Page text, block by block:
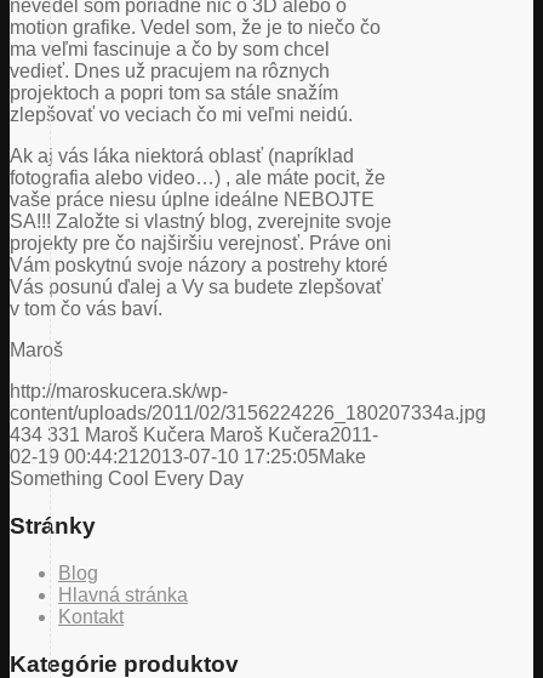
nevedel som poriadne nič o 3D alebo o
motion grafike. Vedel som, že je to niečo čo
ma veľmi fascinuje a čo by som chcel
vedieť. Dnes už pracujem na rôznych
projektoch a popri tom sa stále snažím
zlepšovať vo veciach čo mi veľmi neidú.
Ak aj vás láka niektorá oblasť (napríklad
fotografia alebo video…) , ale máte pocit, že
vaše práce niesu úplne ideálne NEBOJTE
SA!!! Založte si vlastný blog, zverejnite svoje
projekty pre čo najširšiu verejnosť. Práve oni
Vám poskytnú svoje názory a postrehy ktoré
Vás posunú ďalej a Vy sa budete zlepšovať
v tom čo vás baví.
Maroš
http://maroskucera.sk/wp-
content/uploads/2011/02/3156224226_180207334a.jpg
434 331 Maroš Kučera Maroš Kučera2011-
02-19 00:44:212013-07-10 17:25:05Make
Something Cool Every Day
Stránky
Blog
Hlavná stránka
Kontakt
Kategórie produktov